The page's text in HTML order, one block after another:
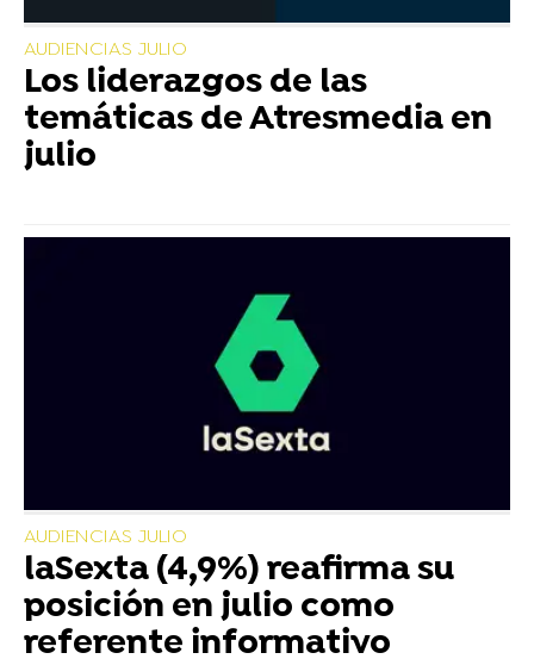
AUDIENCIAS JULIO
Los liderazgos de las
temáticas de Atresmedia en
julio
AUDIENCIAS JULIO
laSexta (4,9%) reafirma su
posición en julio como
referente informativo